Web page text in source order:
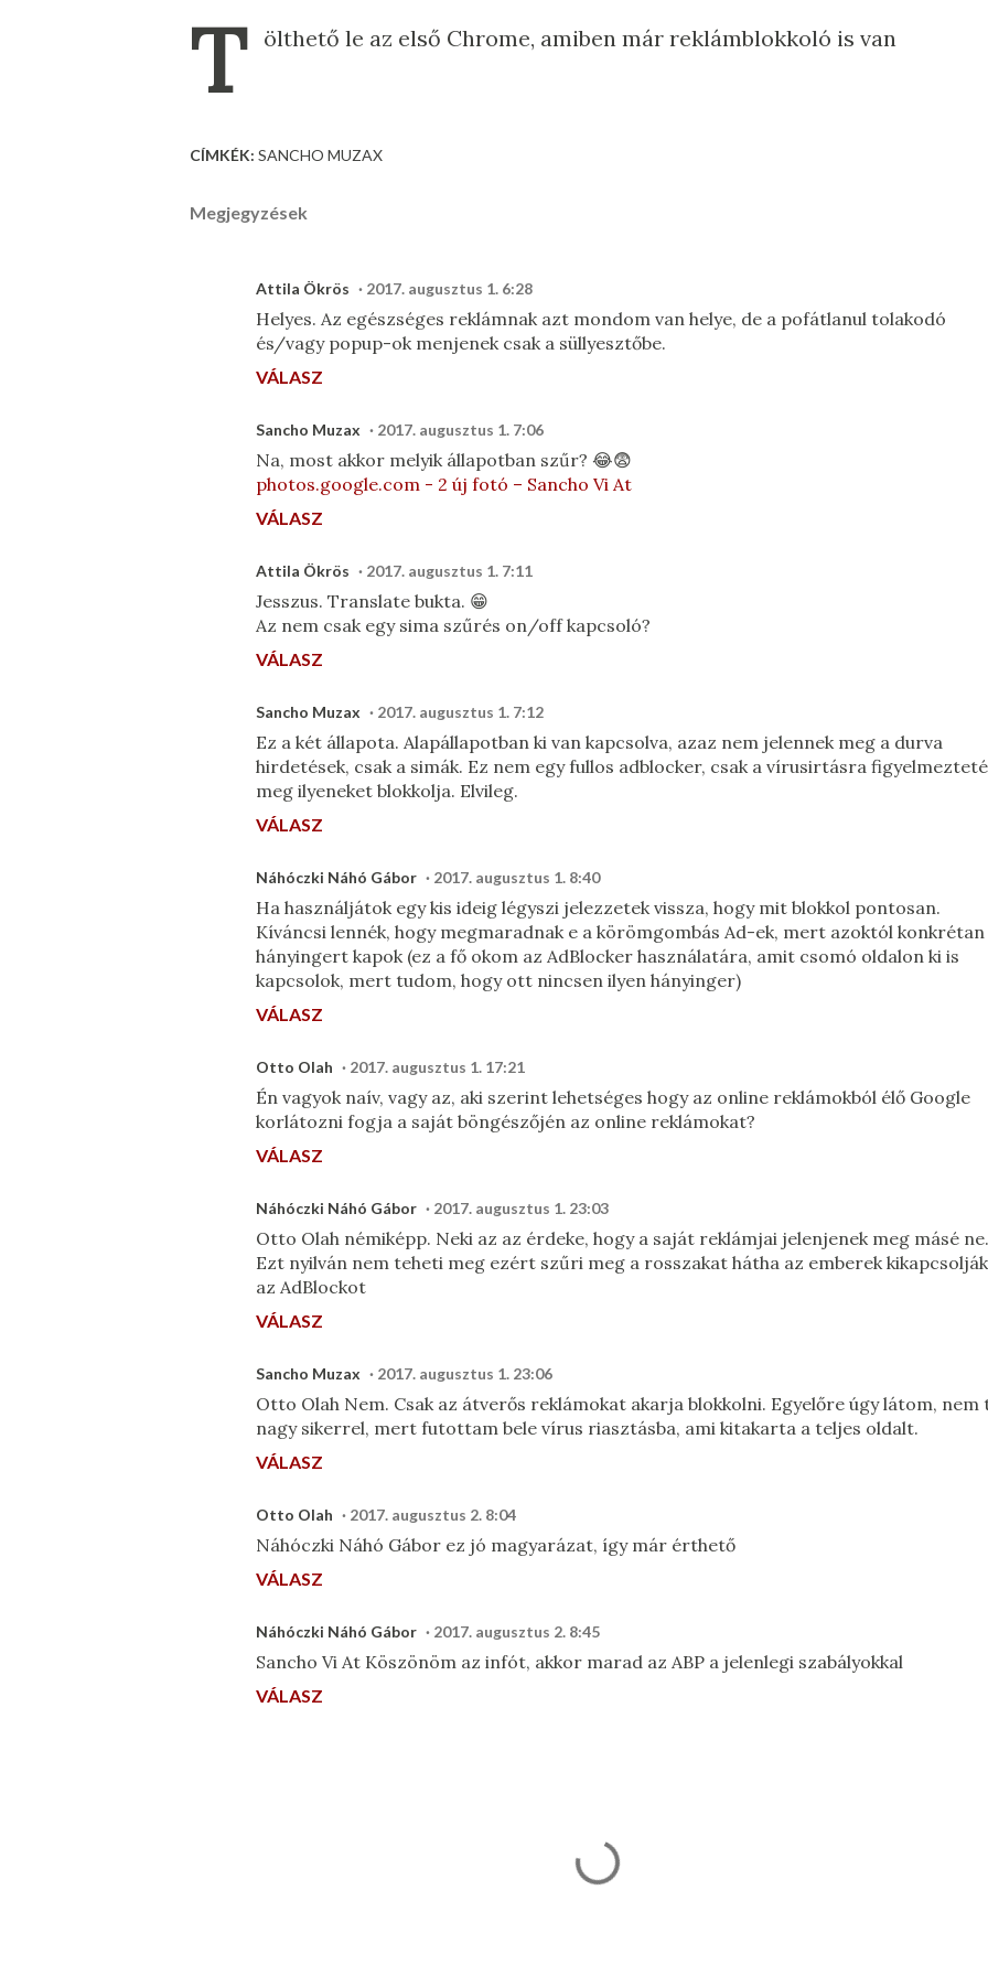
T ölthető le az első Chrome, amiben már reklámblokkoló is van
CÍMKÉK: SANCHO MUZAX
Megjegyzések
Attila Ökrös 2017. augusztus 1. 6:28
Helyes. Az egészséges reklámnak azt mondom van helye, de a pofátlanul tolakodó
és/vagy popup-ok menjenek csak a süllyesztőbe.
VÁLASZ
Sancho Muzax 2017. augusztus 1. 7:06
Na, most akkor melyik állapotban szűr? 😂😨
photos.google.com - 2 új fotó – Sancho Vi At
VÁLASZ
Attila Ökrös 2017. augusztus 1. 7:11
Jesszus. Translate bukta. 😁
Az nem csak egy sima szűrés on/off kapcsoló?
VÁLASZ
Sancho Muzax 2017. augusztus 1. 7:12
Ez a két állapota. Alapállapotban ki van kapcsolva, azaz nem jelennek meg a durva
hirdetések, csak a simák. Ez nem egy fullos adblocker, csak a vírusirtásra
meg ilyeneket blokkolja. Elvileg.
VÁLASZ
Náhóczki Náhó Gábor 2017. augusztus 1. 8:40
Ha használjátok egy kis ideig légyszi jelezzetek vissza, hogy mit blokkol pontosan.
Kíváncsi lennék, hogy megmaradnak e a körömgombás Ad-ek, mert azoktól konkrétan
hányingert kapok (ez a fő okom az AdBlocker használatára, amit csomó oldalon ki is
kapcsolok, mert tudom, hogy ott nincsen ilyen hányinger)
VÁLASZ
Otto Olah 2017. augusztus 1. 17:21
Én vagyok naív, vagy az, aki szerint lehetséges hogy az online reklámokból élő Google
korlátozni fogja a saját böngészőjén az online reklámokat?
VÁLASZ
Náhóczki Náhó Gábor 2017. augusztus 1. 23:03
Otto Olah némiképp. Neki az az érdeke, hogy a saját reklámjai jelenjenek meg másé ne.
Ezt nyilván nem teheti meg ezért szűri meg a rosszakat hátha az emberek kikapcsolják
az AdBlockot
VÁLASZ
Sancho Muzax 2017. augusztus 1. 23:06
Otto Olah​ Nem. Csak az átverős reklámokat akarja blokkolni. Egyelőre úgy látom, nem
nagy sikerrel, mert futottam bele vírus riasztásba, ami kitakarta a teljes oldalt.
VÁLASZ
Otto Olah 2017. augusztus 2. 8:04
Náhóczki Náhó Gábor ez jó magyarázat, így már érthető
VÁLASZ
Náhóczki Náhó Gábor 2017. augusztus 2. 8:45
Sancho Vi At Köszönöm az infót, akkor marad az ABP a jelenlegi szabályokkal
VÁLASZ